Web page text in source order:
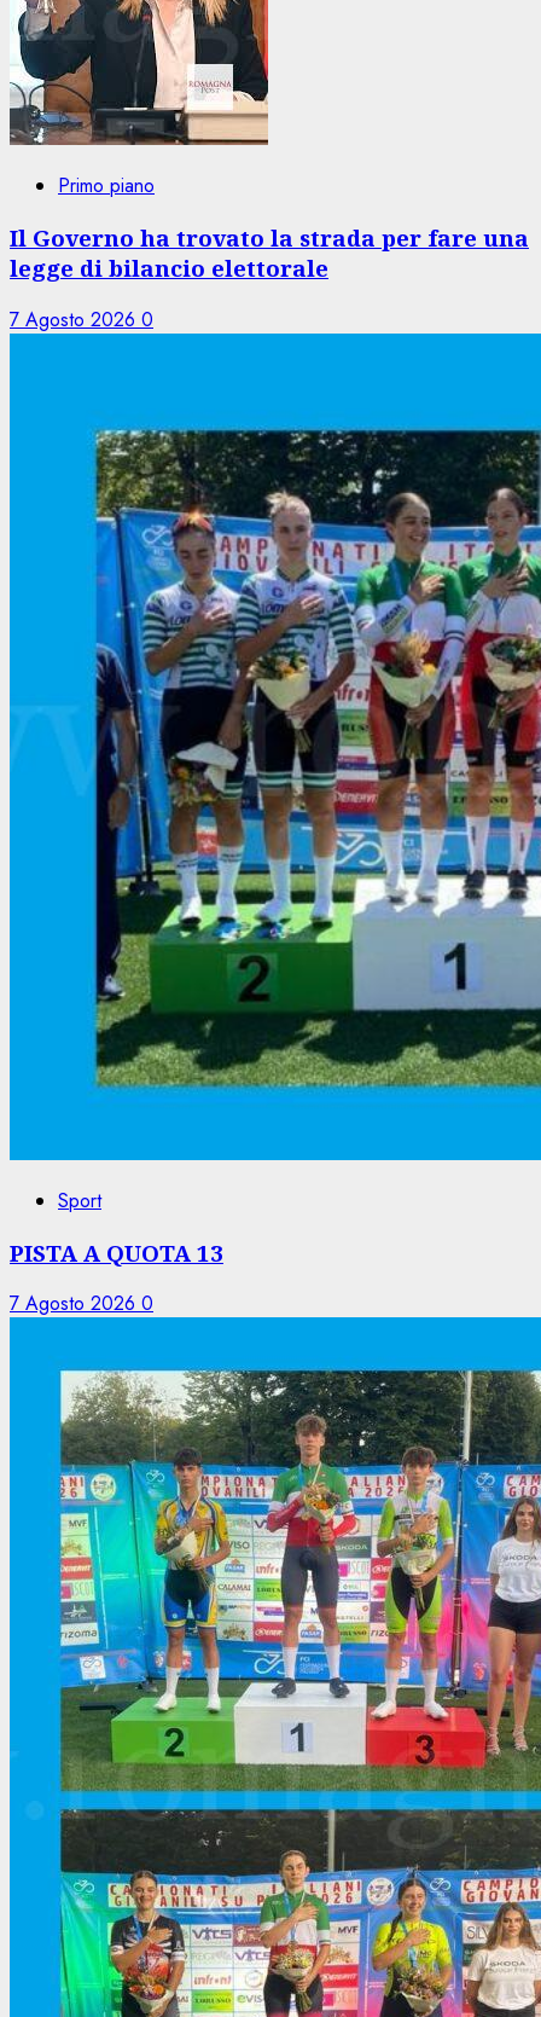
Primo piano
Il Governo ha trovato la strada per fare una
legge di bilancio elettorale
7 Agosto 2026 0
Sport
PISTA A QUOTA 13
7 Agosto 2026 0